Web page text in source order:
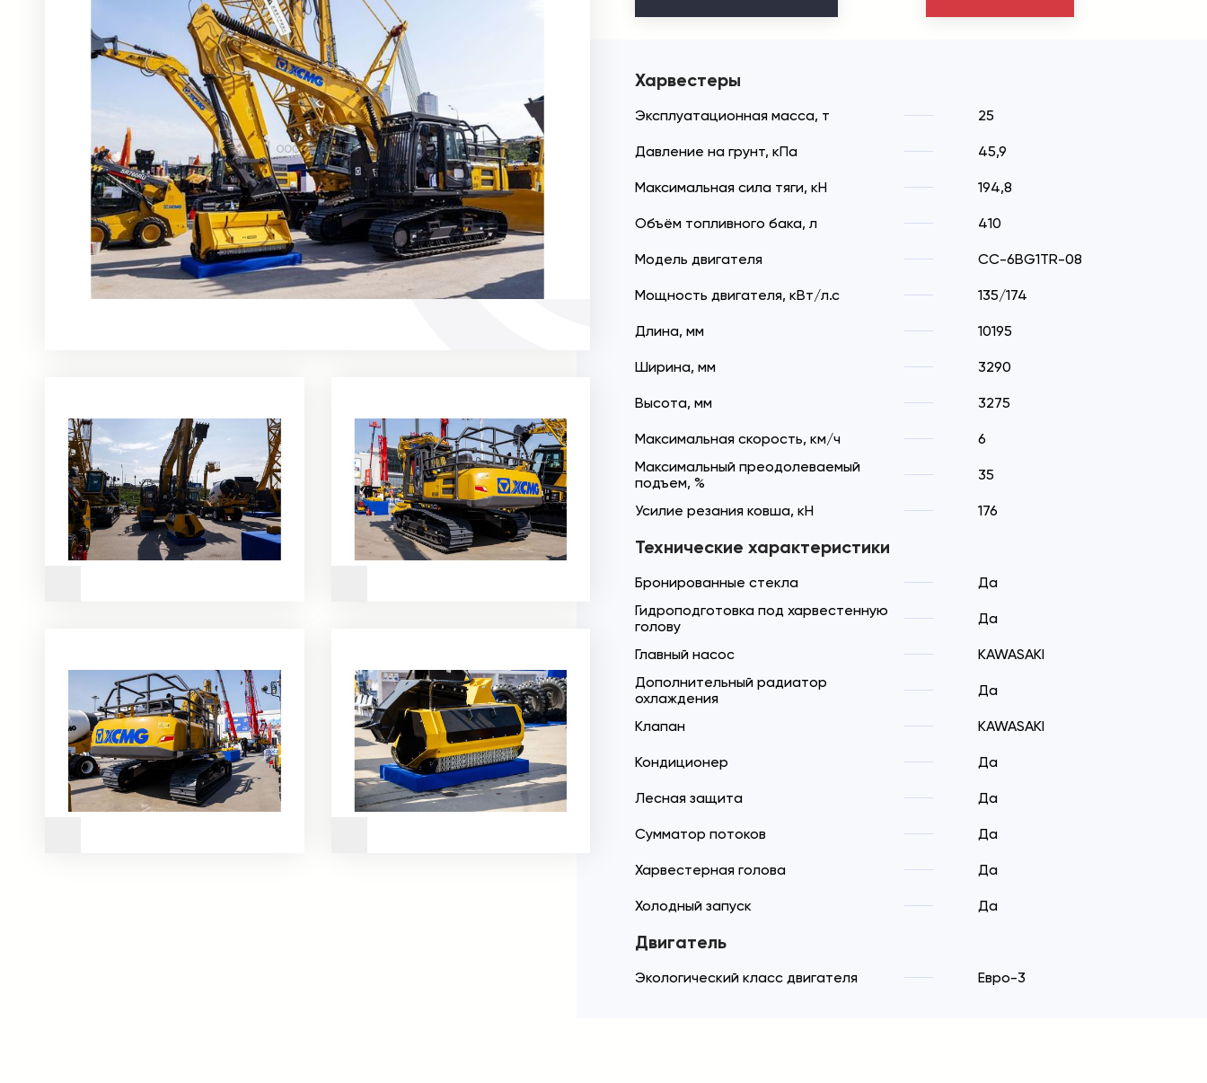
Харвестеры
Эксплуатационная масса, т 25
Давление на грунт, кПа 45,9
Максимальная сила тяги, кН 194,8
Объём топливного бака, л 410
Модель двигателя CC-6BG1TR-08
Мощность двигателя, кВт/л.с 135/174
Длина, мм 10195
Ширина, мм 3290
Высота, мм 3275
Максимальная скорость, км/ч
6
Максимальный преодолеваемый
подъем, %
35
Усилие резания ковша, кН 176
Технические характеристики
Бронированные стекла
Да
Гидроподготовка под харвестенную
голову
Да
Главный насос
KAWASAKI
Дополнительный радиатор
охлаждения
Да
Клапан KAWASAKI
Кондиционер Да
Лесная защита Да
Сумматор потоков Да
Харвестерная голова Да
Холодный запуск Да
Двигатель
Экологический класс двигателя Евро-3